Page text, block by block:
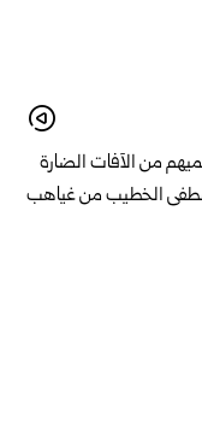
من الآفات الضارة